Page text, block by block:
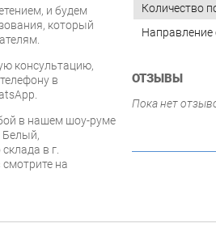
и будем
который
консультацию,
в
в нашем шоу-руме
Белый,
в г.
на
Количество
Направление
ОТЗЫВЫ
Пока нет